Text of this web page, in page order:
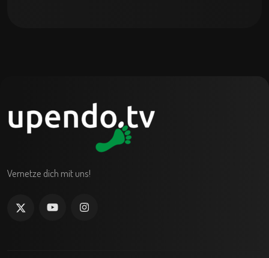
Vernetze dich mit uns!